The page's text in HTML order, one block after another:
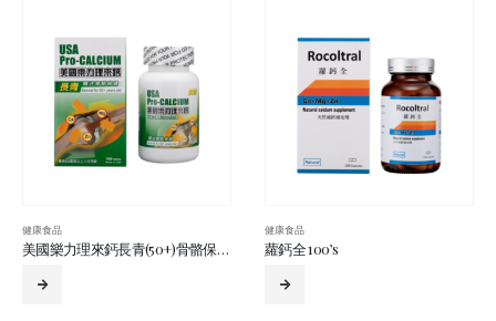
健康食品
美國樂力理來鈣長青(50+)骨骼保健配方(鈣鎂鋅)100’S
健康食品
蘿鈣全 100’s